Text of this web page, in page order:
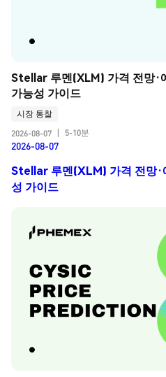
Stellar 루멘(XLM) 가격 전망·
가능성 가이드
시장 통찰
2026-08-07
5-10분
2026-08-07
Stellar 루멘(XLM) 가격 전망·
성 가이드